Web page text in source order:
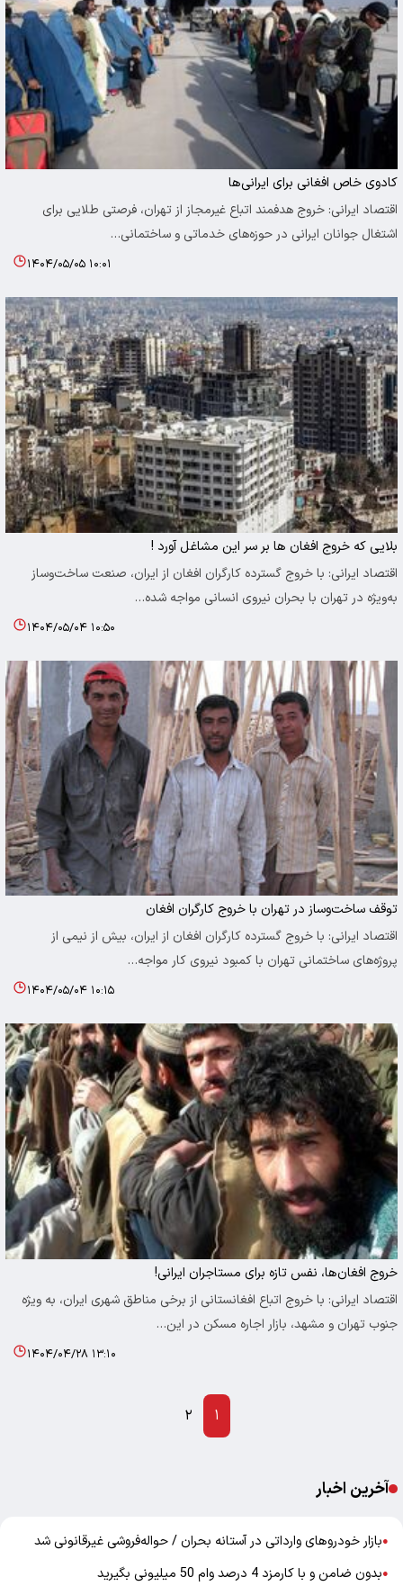
کادوی خاص افغانی برای ایرانی‌ها
اقتصاد ایرانی: خروج هدفمند اتباع غیرمجاز از تهران، فرصتی طلایی برای
اشتغال جوانان ایرانی در حوزه‌های خدماتی و ساختمانی…
۱۴۰۴/۰۵/۰۵ ۱۰:۰۱
بلایی که خروج افغان ها بر سر این مشاغل آورد !
اقتصاد ایرانی: با خروج گسترده کارگران افغان از ایران، صنعت ساخت‌وساز
به‌ویژه در تهران با بحران نیروی انسانی مواجه شده…
۱۴۰۴/۰۵/۰۴ ۱۰:۵۰
توقف ساخت‌وساز در تهران با خروج کارگران افغان
اقتصاد ایرانی: با خروج گسترده کارگران افغان از ایران، بیش از نیمی از
پروژه‌های ساختمانی تهران با کمبود نیروی کار مواجه…
۱۴۰۴/۰۵/۰۴ ۱۰:۱۵
خروج افغان‌ها، نفس تازه برای مستاجران ایرانی!
اقتصاد ایرانی: با خروج اتباع افغانستانی از برخی مناطق شهری ایران، به ویژه
جنوب تهران و مشهد، بازار اجاره مسکن در این…
۱۴۰۴/۰۴/۲۸ ۱۳:۱۰
۱ ۲
آخرین اخبار
●بازار خودرو‌های وارداتی در آستانه بحران / حواله‌فروشی غیرقانونی شد
●بدون ضامن و با کارمزد 4 درصد وام 50 میلیونی بگیرید